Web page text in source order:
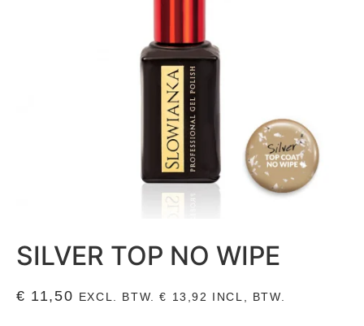
SILVER TOP NO WIPE
€ 11,50 EXCL. BTW.€ 13,92 INCL, BTW.